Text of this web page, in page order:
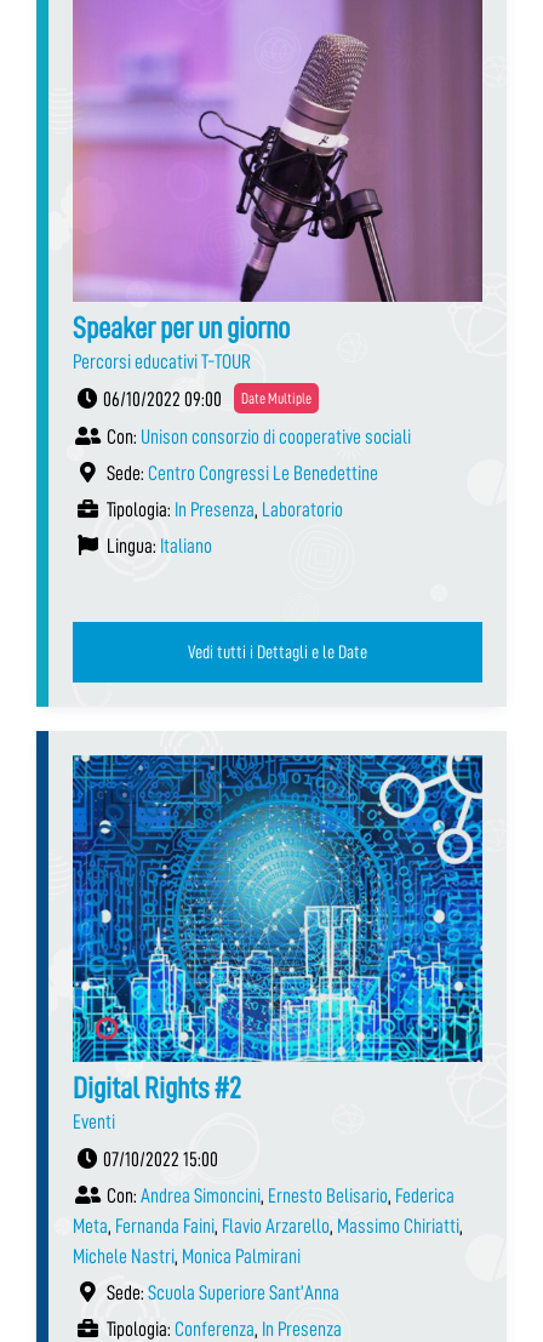
Speaker per un giorno
Percorsi educativi T-TOUR
06/10/2022 09:00
Date Multiple
Con: Unison consorzio di cooperative sociali
Sede: Centro Congressi Le Benedettine
Tipologia: In Presenza, Laboratorio
Lingua: Italiano
Vedi tutti i Dettagli e le Date
Digital Rights #2
Eventi
07/10/2022 15:00
Con: Andrea Simoncini, Ernesto Belisario, Federica
Meta, Fernanda Faini, Flavio Arzarello, Massimo Chiriatti,
Michele Nastri, Monica Palmirani
Sede: Scuola Superiore Sant’Anna
Tipologia: Conferenza, In Presenza